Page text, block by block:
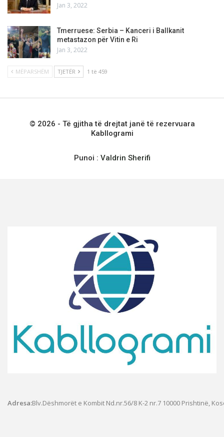
Jan 3, 2022
Tmerruese: Serbia – Kanceri i Ballkanit
metastazon për Vitin e Ri
Jan 3, 2022
MËPARSHËM TJETËR 1 të 459
© 2026 - Të gjitha të drejtat janë të rezervuara
Kabllogrami
Punoi : Valdrin Sherifi
Adresa:Blv.Dëshmorët e Kombit Nd.nr.56/8 K-2 nr.7 10000 Prishtinë,